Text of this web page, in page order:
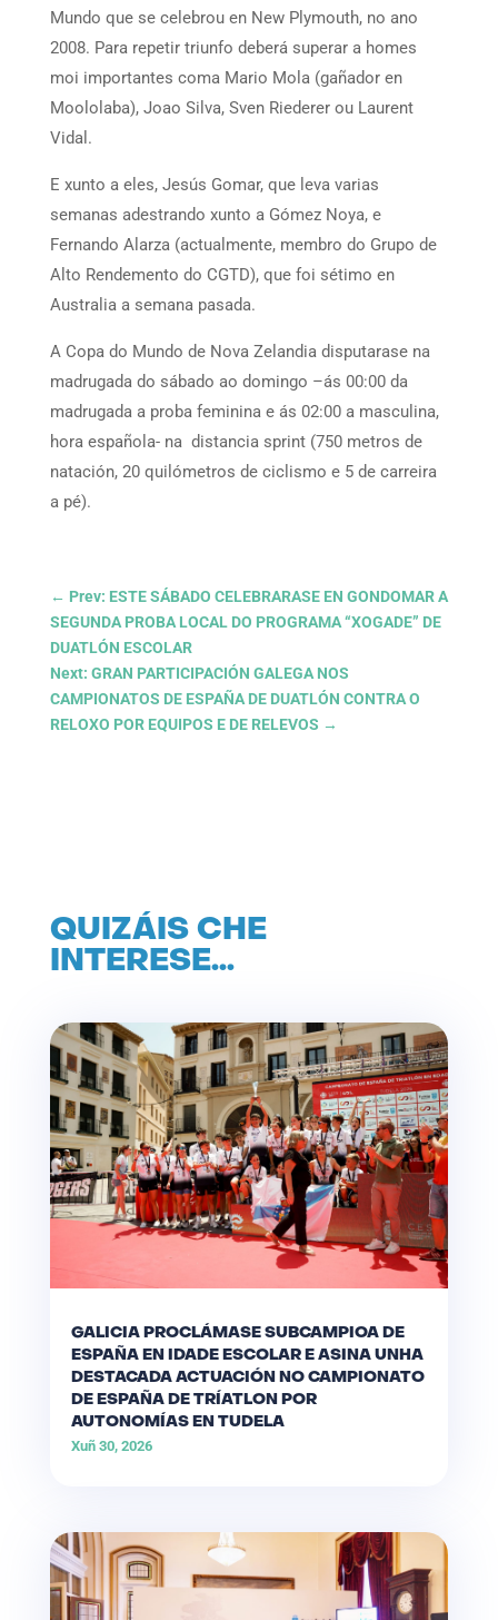
Mundo que se celebrou en New Plymouth, no ano
2008. Para repetir triunfo deberá superar a homes
moi importantes coma Mario Mola (gañador en
Moololaba), Joao Silva, Sven Riederer ou Laurent
Vidal.
E xunto a eles, Jesús Gomar, que leva varias
semanas adestrando xunto a Gómez Noya, e
Fernando Alarza (actualmente, membro do Grupo de
Alto Rendemento do CGTD), que foi sétimo en
Australia a semana pasada.
A Copa do Mundo de Nova Zelandia disputarase na
madrugada do sábado ao domingo –ás 00:00 da
madrugada a proba feminina e ás 02:00 a masculina,
hora española- na distancia sprint (750 metros de
natación, 20 quilómetros de ciclismo e 5 de carreira
a pé).
← Prev: ESTE SÁBADO CELEBRARASE EN GONDOMAR A
SEGUNDA PROBA LOCAL DO PROGRAMA “XOGADE” DE
DUATLÓN ESCOLAR
Next: GRAN PARTICIPACIÓN GALEGA NOS
CAMPIONATOS DE ESPAÑA DE DUATLÓN CONTRA O
RELOXO POR EQUIPOS E DE RELEVOS →
QUIZÁIS CHE
INTERESE…
GALICIA PROCLÁMASE SUBCAMPIOA DE
ESPAÑA EN IDADE ESCOLAR E ASINA UNHA
DESTACADA ACTUACIÓN NO CAMPIONATO
DE ESPAÑA DE TRÍATLON POR
AUTONOMÍAS EN TUDELA
Xuñ 30, 2026